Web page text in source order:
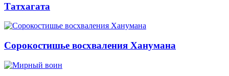
Татхагата
Сорокостишье восхваления Ханумана